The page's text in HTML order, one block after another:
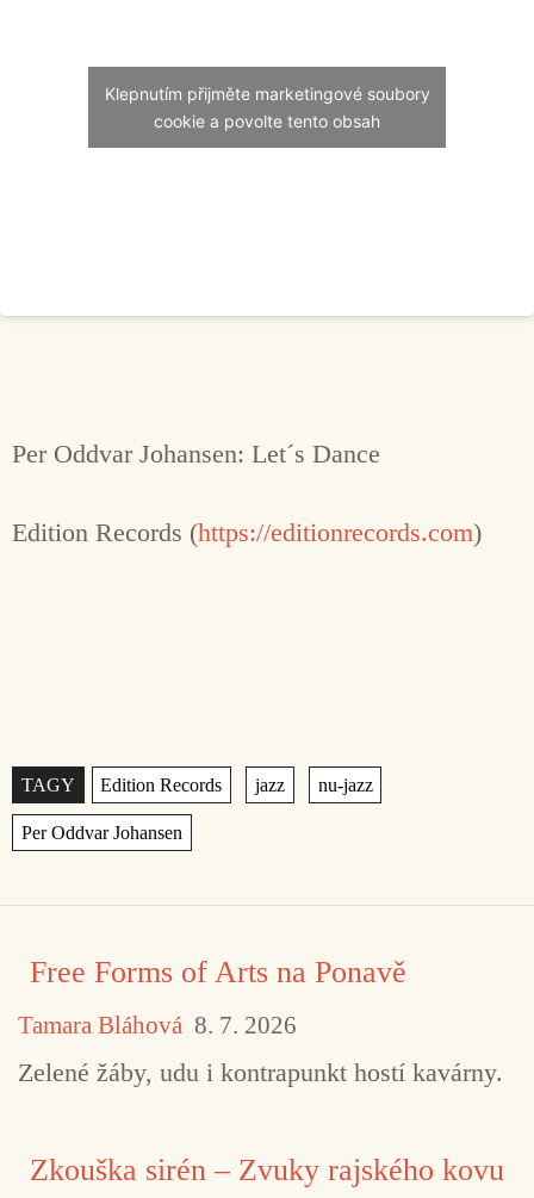
Klepnutím přijměte marketingové soubory
cookie a povolte tento obsah
Per Oddvar Johansen: Let´s Dance
Edition Records (https://editionrecords.com)
Štítky
Free Forms of Arts na Ponavě
Tamara Bláhová 8. 7. 2026
Zelené žáby, udu i kontrapunkt hostí kavárny.
Zkouška sirén – Zvuky rajského kovu